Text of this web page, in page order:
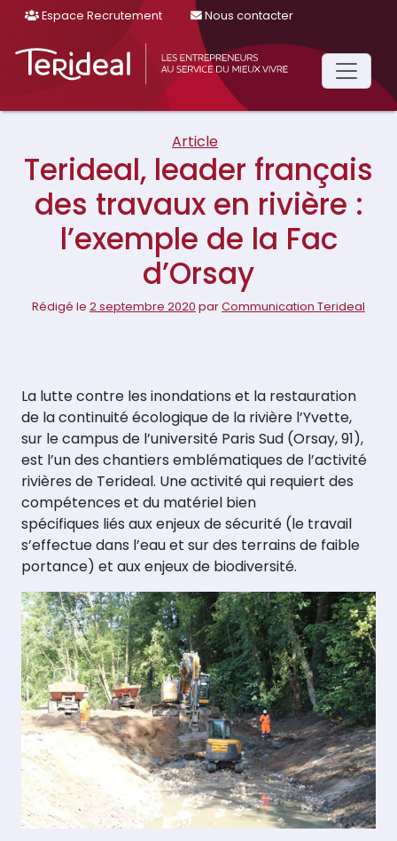
Espace Recrutement Nous contacter
Main
Navigation
Article
Terideal, leader français
des travaux en rivière :
l’exemple de la Fac
d’Orsay
Rédigé le 2 septembre 2020 parCommunication Terideal
La lutte contre les inondations et la restauration
de la continuité écologique de la rivière l’Yvette,
sur le campus de l’université Paris Sud (Orsay, 91),
est l’un des chantiers emblématiques de l’activité
rivières de Terideal. Une activité qui requiert des
compétences et du matériel bien
spécifiques liés aux enjeux de sécurité (le travail
s’effectue dans l’eau et sur des terrains de faible
portance) et aux enjeux de biodiversité.